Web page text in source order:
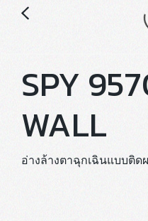
SPY
WALL
อ่างล้างตาฉุกเฉินแบบติด